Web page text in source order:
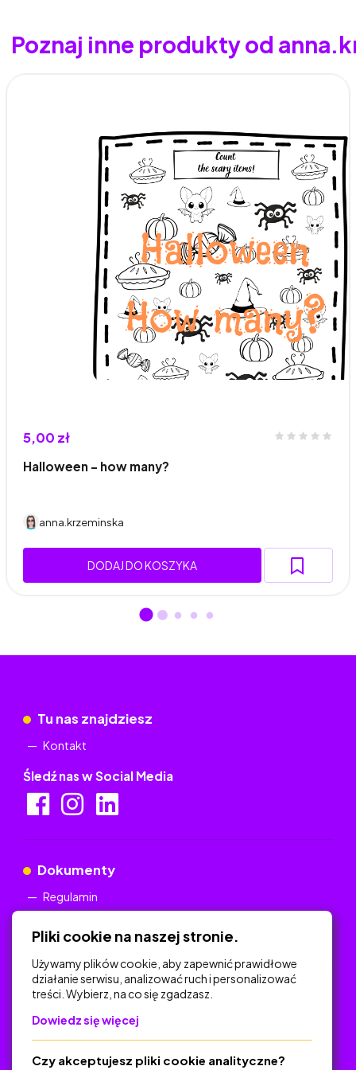
Poznaj inne produkty od
5,00 zł
Halloween - how many?
anna.krzeminska
DODAJ DO KOSZYKA
Tu nas znajdziesz
Kontakt
Śledź nas w Social Media
Dokumenty
Regulamin
Na skróty
Polityka Prywatności
Regulamin
Pliki cookie na naszej stronie.
Używamy plików cookie, aby zapewnić prawidłowe
działanie serwisu, analizować ruch i personalizować
treści. Wybierz, na co się zgadzasz.
Dowiedz się więcej
Czy akceptujesz pliki cookie analityczne?